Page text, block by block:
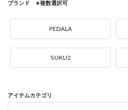
ブランド ※複数選択可
PEDALA
SUKU2
アイテムカテゴリ